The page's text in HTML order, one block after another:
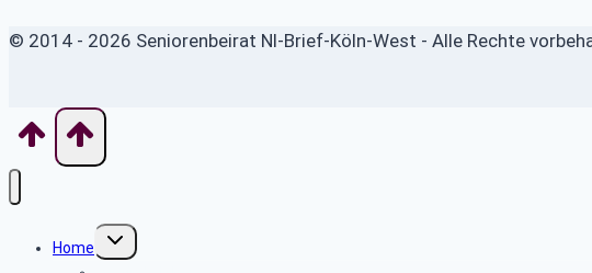
© 2014 - 2026 Seniorenbeirat Nl-Brief-Köln-West - Alle Rechte
Home
Untermenü
umschalten